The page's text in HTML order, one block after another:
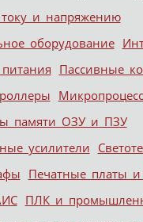
и напряжению
оборудование
Пассивные
памяти ОЗУ и ПЗУ
усилители
Печатные платы
ПЛК и